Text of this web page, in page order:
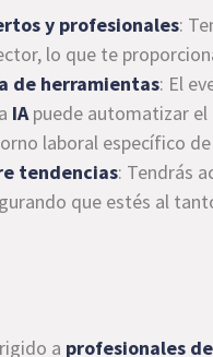
y profesionales:
lo que te
de herramientas: El
IA puede automatizar
laboral específico
tendencias: Tendrás
que estés al
a profesionales